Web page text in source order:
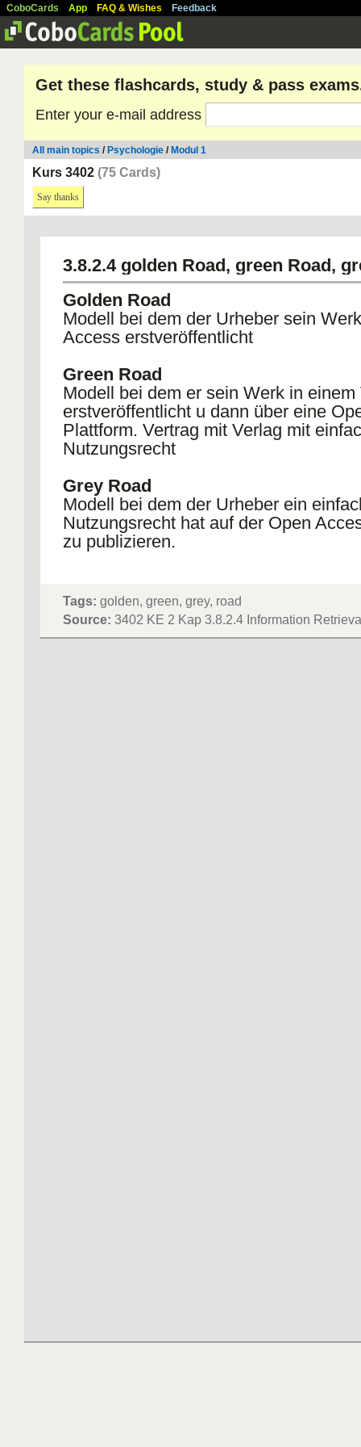
CoboCards App FAQ & Wishes Feedback
Get these flashcards, study & pass
Enter your e-mail address
All main topics / Psychologie / Modul 1
Kurs 3402 (75 Cards)
Say thanks
3.8.2.4 golden Road, green Road,
Golden Road
Modell bei dem der Urheber sein
Access erstveröffentlicht
Green Road
Modell bei dem er sein Werk in einem
erstveröffentlicht u dann über eine
Plattform. Vertrag mit Verlag mit
Nutzungsrecht
Grey Road
Modell bei dem der Urheber ein
Nutzungsrecht hat auf der Open
zu publizieren.
Tags: golden, green, grey, road
Source: 3402 KE 2 Kap 3.8.2.4 Information